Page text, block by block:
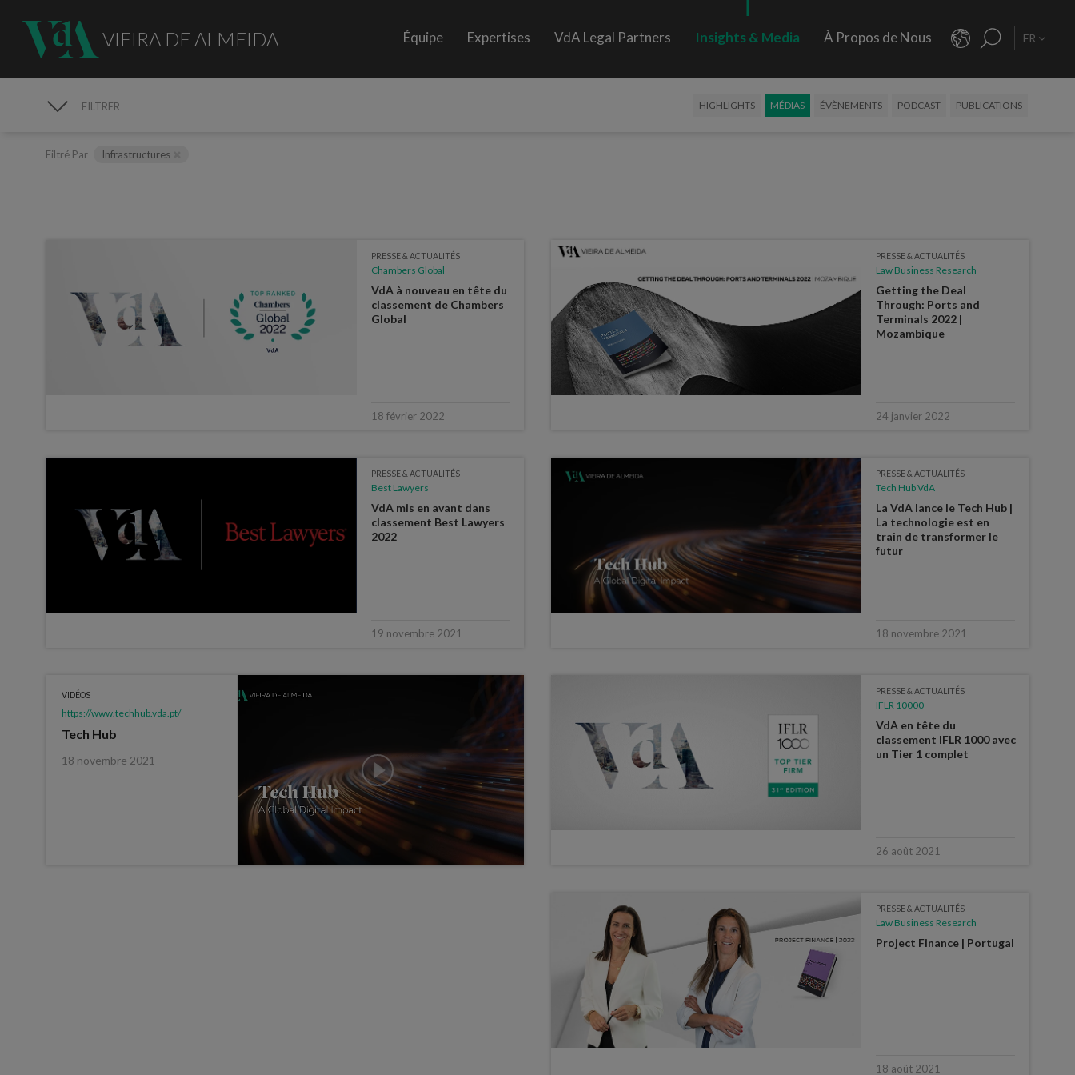
VIEIRA DE ALMEIDA Équipe Expertises VdA Legal Partners Insights & Media À Propos de Nous FR
FILTRER HIGHLIGHTS MÉDIAS ÉVÈNEMENTS PODCAST PUBLICATIONS
Filtré Par Infrastructures
PRESSE & ACTUALITÉS
Chambers Global
VdA à nouveau en tête du
classement de Chambers
Global
18 février 2022
PRESSE & ACTUALITÉS
Law Business Research
Getting the Deal
Through: Ports and
Terminals 2022 |
Mozambique
24 janvier 2022
PRESSE & ACTUALITÉS
Best Lawyers
VdA mis en avant dans
classement Best Lawyers
2022
19 novembre 2021
PRESSE & ACTUALITÉS
Tech Hub VdA
La VdA lance le Tech Hub |
La technologie est en
train de transformer le
futur
18 novembre 2021
VIDÉOS
https://www.techhub.vda.pt/
Tech Hub
18 novembre 2021
PRESSE & ACTUALITÉS
IFLR 10000
VdA en tête du
classement IFLR 1000 avec
un Tier 1 complet
26 août 2021
PRESSE & ACTUALITÉS
Law Business Research
Project Finance | Portugal
18 août 2021